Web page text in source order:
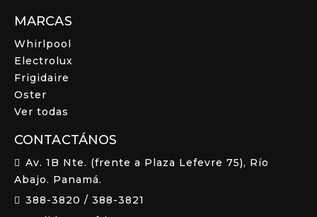
MARCAS
Whirlpool
Electrolux
Frigidaire
Oster
Ver todas
CONTACTÁNOS
Av. 1B Nte. (frente a Plaza Lefevre 75), Río
Abajo. Panamá.
388-3820 / 388-3821